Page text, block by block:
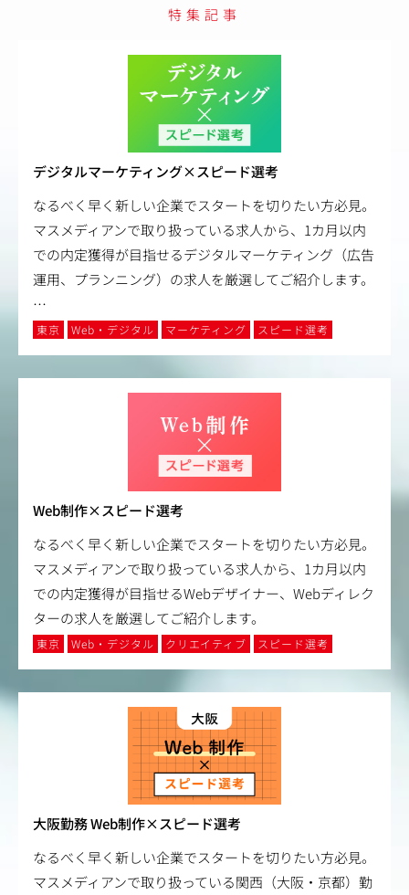
特集記事
デジタルマーケティング×スピード選考
なるべく早く新しい企業でスタートを切りたい方必見。
マスメディアンで取り扱っている求人から、1カ月以内
での内定獲得が目指せるデジタルマーケティング（広告
運用、プランニング）の求人を厳選してご紹介します。
…
東京 Web・デジタル マーケティング スピード選考
Web制作×スピード選考
なるべく早く新しい企業でスタートを切りたい方必見。
マスメディアンで取り扱っている求人から、1カ月以内
での内定獲得が目指せるWebデザイナー、Webディレク
ターの求人を厳選してご紹介します。
東京 Web・デジタル クリエイティブ スピード選考
大阪勤務 Web制作×スピード選考
なるべく早く新しい企業でスタートを切りたい方必見。
マスメディアンで取り扱っている関西（大阪・京都）勤